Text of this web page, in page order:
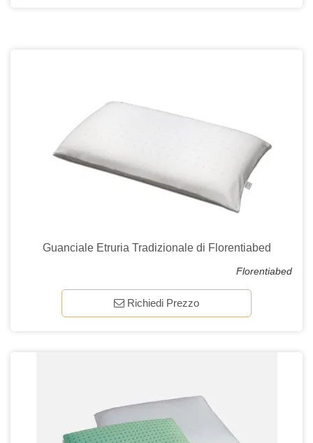
Guanciale Etruria Tradizionale di Florentiabed
Florentiabed
Richiedi Prezzo